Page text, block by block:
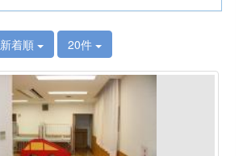
新着順 20件